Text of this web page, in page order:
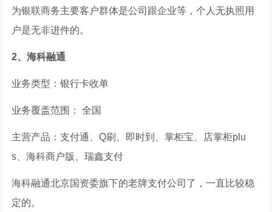
为银联商务主要客户群体是公司跟企业等，个人无执照用
户是无非进件的。
2、海科融通
业务类型：银行卡收单
业务覆盖范围： 全国
主营产品：支付通、Q刷、即时到、掌柜宝、店掌柜plu
s、海科商户版、瑞鑫支付
海科融通北京国资委旗下的老牌支付公司了，一直比较稳
定的。